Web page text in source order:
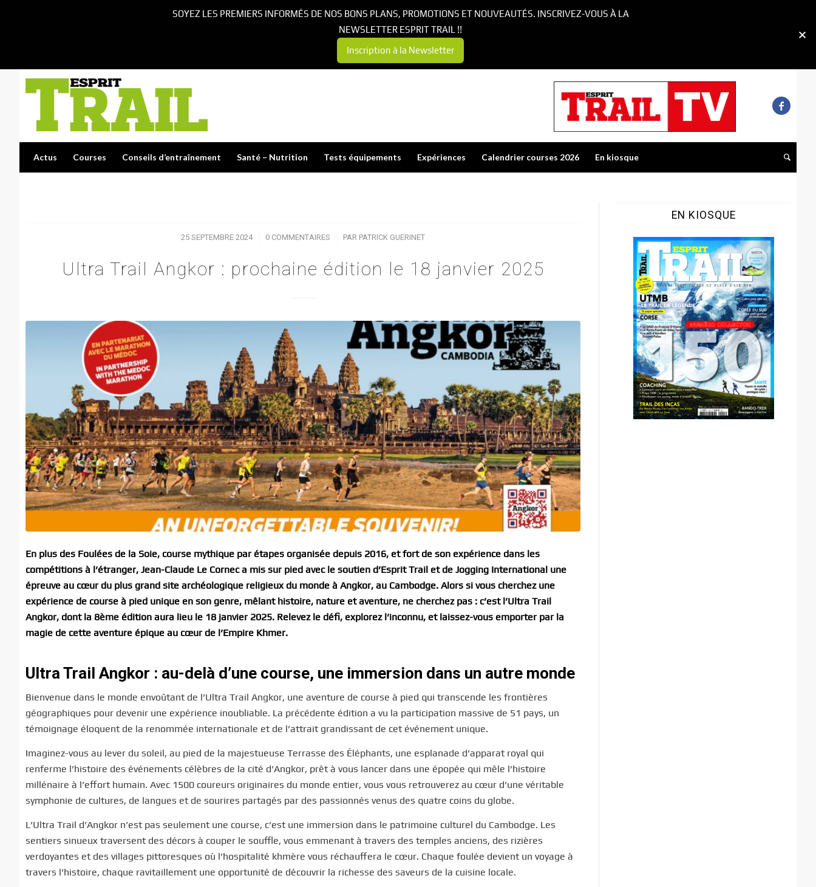
Actus Courses Conseils d’entraînement Santé – Nutrition Tests équipements Expériences Calendrier courses 2026 En kiosque
25 SEPTEMBRE 2024
/ 0 COMMENTAIRES
/ PAR PATRICK GUERINET
Ultra Trail Angkor : prochaine édition le 18 janvier 2025
En plus des Foulées de la Soie, course mythique par étapes organisée depuis 2016, et fort de son expérience dans les
compétitions à l’étranger, Jean-Claude Le Cornec a mis sur pied avec le soutien d’Esprit Trail et de Jogging International une
épreuve au cœur du plus grand site archéologique religieux du monde à Angkor, au Cambodge. Alors si vous cherchez une
expérience de course à pied unique en son genre, mêlant histoire, nature et aventure, ne cherchez pas : c’est l’Ultra Trail
Angkor, dont la 8ème édition aura lieu le 18 janvier 2025. Relevez le défi, explorez l’inconnu, et laissez-vous emporter par la
magie de cette aventure épique au cœur de l’Empire Khmer.
Ultra Trail Angkor : au-delà d’une course, une immersion dans un autre monde
Bienvenue dans le monde envoûtant de l’Ultra Trail Angkor, une aventure de course à pied qui transcende les frontières
géographiques pour devenir une expérience inoubliable. La précédente édition a vu la participation massive de 51 pays, un
témoignage éloquent de la renommée internationale et de l’attrait grandissant de cet événement unique.
Imaginez-vous au lever du soleil, au pied de la majestueuse Terrasse des Éléphants, une esplanade d’apparat royal qui
renferme l’histoire des événements célèbres de la cité d’Angkor, prêt à vous lancer dans une épopée qui mêle l’histoire
millénaire à l’effort humain. Avec 1500 coureurs originaires du monde entier, vous vous retrouverez au cœur d’une véritable
symphonie de cultures, de langues et de sourires partagés par des passionnés venus des quatre coins du globe.
L’Ultra Trail d’Angkor n’est pas seulement une course, c’est une immersion dans le patrimoine culturel du Cambodge. Les
sentiers sinueux traversent des décors à couper le souffle, vous emmenant à travers des temples anciens, des rizières
verdoyantes et des villages pittoresques où l’hospitalité khmère vous réchauffera le cœur. Chaque foulée devient un voyage à
travers l’histoire, chaque ravitaillement une opportunité de découvrir la richesse des saveurs de la cuisine locale.
EN KIOSQUE
SOYEZ LES PREMIERS INFORMÉS DE NOS BONS PLANS, PROMOTIONS ET NOUVEAUTÉS. INSCRIVEZ-VOUS À LA
NEWSLETTER ESPRIT TRAIL !!
Inscription à la Newsletter